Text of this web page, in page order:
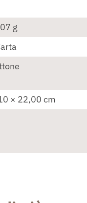
g
× 22,00 cm